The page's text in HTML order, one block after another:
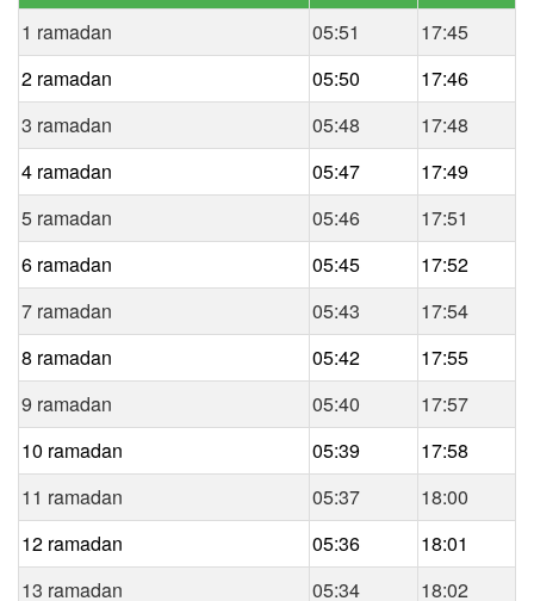
1 ramadan
05:51
17:45
2 ramadan
05:50
17:46
3 ramadan
05:48
17:48
4 ramadan
05:47
17:49
5 ramadan
05:46
17:51
6 ramadan
05:45
17:52
7 ramadan
05:43
17:54
8 ramadan
05:42
17:55
9 ramadan
05:40
17:57
10 ramadan
05:39
17:58
11 ramadan
05:37
18:00
12 ramadan
05:36
18:01
13 ramadan
05:34 18:02